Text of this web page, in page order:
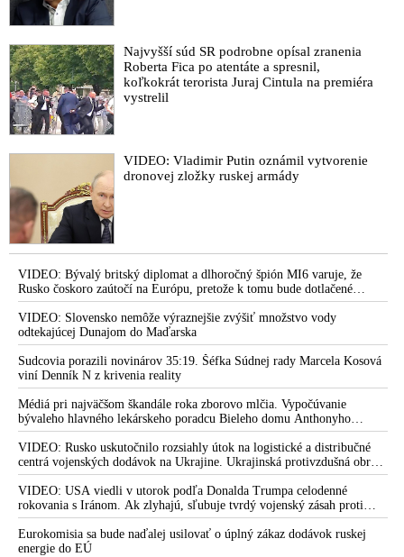
Maďarsko po Zelenského rozhodnutí zastaviť prepravu
množstvo plynu
VIDEO: SIS získala závažné informácie o dlhodobom
organizovanom úsilí zameranom na destabilizáciu celého štátu
cez masové protesty. Premiér Fico o správe tajnej služby
informoval poslancov. Matovičo-kádehácko-progresívno-
liberálna opozícia pripravujúca Majdan správu bagatelizuje,
pretože kvôli jej utajovanému charakteru sa musí o odvolávaní
vlády debatovať neverejne
Najvyšší súd SR podrobne opísal zranenia
Roberta Fica po atentáte a spresnil,
koľkokrát terorista Juraj Cintula na premiéra
vystrelil
VIDEO: Vladimir Putin oznámil vytvorenie
dronovej zložky ruskej armády
VIDEO: Bývalý britský diplomat a dlhoročný špión MI6 varuje, že
Rusko čoskoro zaútočí na Európu, pretože k tomu bude dotlačené
rovnako, ako bolo dotlačené k invázii na Ukrajinu v roku 2022.
Zelenskyj medzitým v Kyjeve naliehal na zhromaždených diplomatov,
aby vo svete zháňali energie pre Ukrajinu na zimu. Putin vraj bude
mobilizovať a vojna sa do zimy pravdepodobne neskončí
VIDEO: Slovensko nemôže výraznejšie zvýšiť množstvo vody
odtekajúcej Dunajom do Maďarska
Sudcovia porazili novinárov 35:19. Šéfka Súdnej rady Marcela Kosová
viní Denník N z krivenia reality
Médiá pri najväčšom škandále roka zborovo mlčia. Vypočúvanie
bývaleho hlavného lekárskeho poradcu Bieleho domu Anthonyho
Fauciho pred výborom amerického Senátu väčšina médií ignorovala
VIDEO: Rusko uskutočnilo rozsiahly útok na logistické a distribučné
centrá vojenských dodávok na Ukrajine. Ukrajinská protivzdušná obrana
nedokázala počas ničivého nočného útoku na Kyjev a jeho okolie
zachytiť ani jednu ruskú raketu
VIDEO: USA viedli v utorok podľa Donalda Trumpa celodenné
rokovania s Iránom. Ak zlyhajú, sľubuje tvrdý vojenský zásah proti
Teheránu
Eurokomisia sa bude naďalej usilovať o úplný zákaz dodávok ruskej
energie do EÚ